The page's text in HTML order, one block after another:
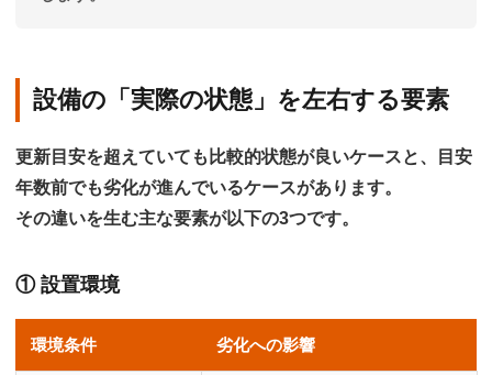
設備の「実際の状態」を左右する要素
更新目安を超えていても比較的状態が良いケースと、目安
年数前でも劣化が進んでいるケースがあります。
その違いを生む主な要素が以下の3つです。
① 設置環境
環境条件 劣化への影響